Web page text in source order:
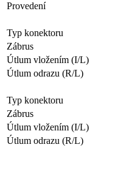
Provedení
Typ konektoru
Zábrus
Útlum vložením (I/L)
Útlum odrazu (R/L)
Typ konektoru
Zábrus
Útlum vložením (I/L)
Útlum odrazu (R/L)